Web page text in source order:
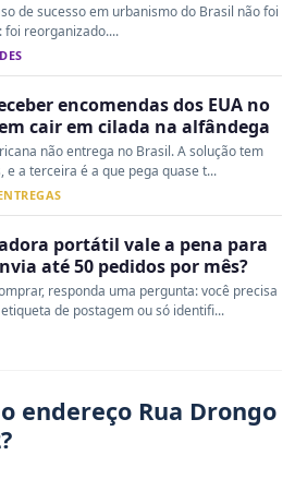
de sucesso em urbanismo do Brasil não foi
foi reorganizado....
encomendas dos EUA no
cair em cilada na alfândega
não entrega no Brasil. A solução tem
e a terceira é a que pega quase t...
portátil vale a pena para
até 50 pedidos por mês?
responda uma pergunta: você precisa
de postagem ou só identifi...
endereço Rua Drongo